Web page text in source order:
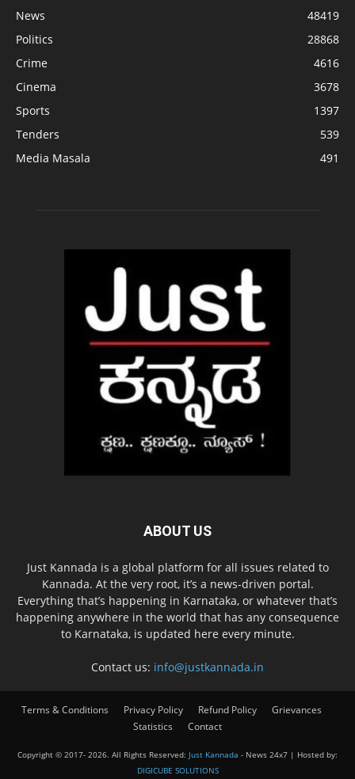
News
48419
Politics
28868
Crime
4616
Cinema
3678
Sports
1397
Tenders
539
Media Masala
491
ABOUT US
Just Kannada is a global platform for all issues related to
Kannada. At the very root, it’s a news-driven portal.
Everything that’s happening in Karnataka, or whatever that’s
happening anywhere in the world that has any consequence
to Karnataka, is updated here every minute.
Contact us: info@justkannada.in
Terms & Conditions Privacy Policy Refund Policy
Grievances
Statistics
Contact
Copyright © 2017- 2026. All Rights Reserved: Just Kannada - News 24x7 | Hosted by:
DIGICUBE SOLUTIONS